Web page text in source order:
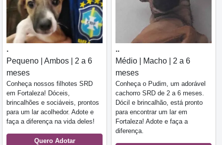
.
Pequeno | Ambos | 2 a 6
meses
Conheça nossos filhotes SRD
em Fortaleza! Dóceis,
brincalhões e sociáveis, prontos
para um lar acolhedor. Adote e
faça a diferença na vida deles!
Quero Adotar
..
Médio | Macho | 2 a 6
meses
Conheça o Pudim, um adorável
cachorro SRD de 2 a 6 meses.
Dócil e brincalhão, está pronto
para encontrar um lar em
Fortaleza! Adote e faça a
diferença.